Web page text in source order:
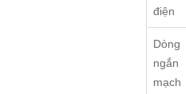
điện
Dòng
ngắn
mạch